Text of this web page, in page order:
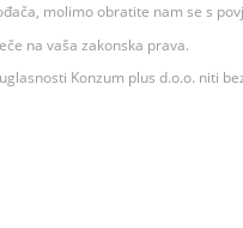
molimo obratite nam se s
na vaša zakonska prava.
Konzum plus d.o.o. niti